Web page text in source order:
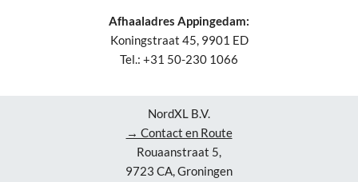
Afhaaladres Appingedam:
Koningstraat 45, 9901 ED
Tel.: +31 50-230 1066
NordXL B.V.
→ Contact en Route
Rouaanstraat 5,
9723 CA, Groningen